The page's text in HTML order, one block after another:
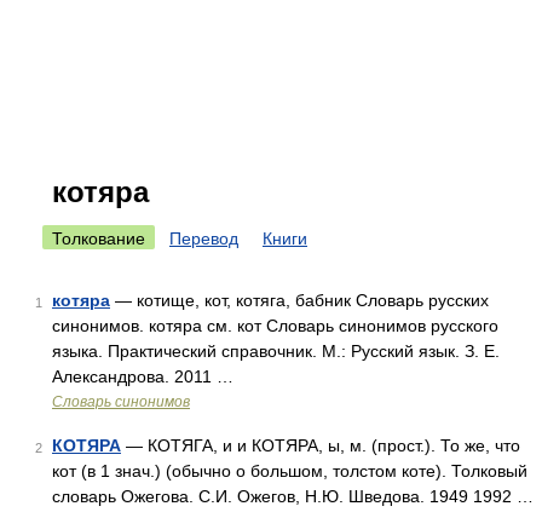
котяра
Толкование Перевод Книги
1 котяра — котище, кот, котяга, бабник Словарь русских
синонимов. котяра см. кот Словарь синонимов русского
языка. Практический справочник. М.: Русский язык. З. Е.
Александрова. 2011 …
Словарь синонимов
2 КОТЯРА — КОТЯГА, и и КОТЯРА, ы, м. (прост.). То же, что
кот (в 1 знач.) (обычно о большом, толстом коте). Толковый
словарь Ожегова. С.И. Ожегов, Н.Ю. Шведова. 1949 1992 …